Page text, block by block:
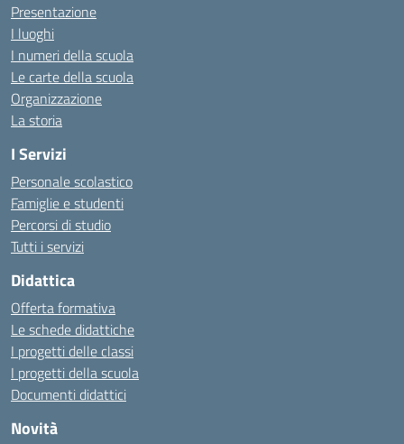
Presentazione
I luoghi
I numeri della scuola
Le carte della scuola
Organizzazione
La storia
I Servizi
Personale scolastico
Famiglie e studenti
Percorsi di studio
Tutti i servizi
Didattica
Offerta formativa
Le schede didattiche
I progetti delle classi
I progetti della scuola
Documenti didattici
Novità